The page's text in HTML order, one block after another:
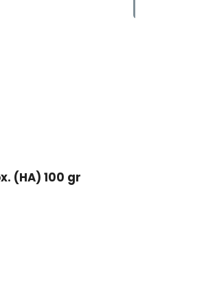
(HA) 100 gr